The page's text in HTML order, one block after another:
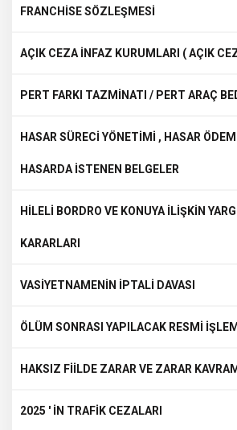
FRANCHİSE SÖZLEŞMESİ
AÇIK CEZA İNFAZ KURUMLARI ( AÇIK
PERT FARKI TAZMİNATI / PERT ARAÇ
HASAR SÜRECİ YÖNETİMİ , HASAR
HASARDA İSTENEN BELGELER
HİLELİ BORDRO VE KONUYA İLİŞKİN
KARARLARI
VASİYETNAMENİN İPTALİ DAVASI
ÖLÜM SONRASI YAPILACAK RESMİ
HAKSIZ FİİLDE ZARAR VE ZARAR KAVRAMI
2025 ' İN TRAFİK CEZALARI